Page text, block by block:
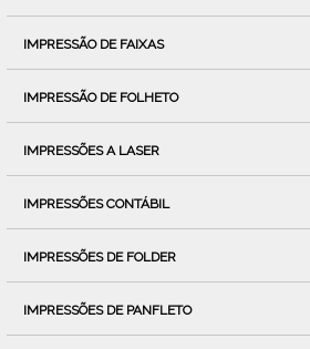
IMPRESSÃO DE FAIXAS
IMPRESSÃO DE FOLHETO
IMPRESSÕES A LASER
IMPRESSÕES CONTÁBIL
IMPRESSÕES DE FOLDER
IMPRESSÕES DE PANFLETO